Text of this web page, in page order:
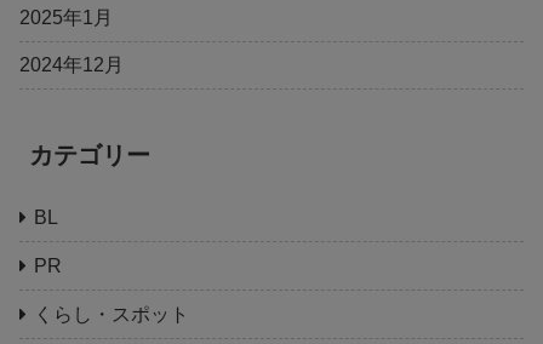
2025年1月
2024年12月
カテゴリー
BL
PR
くらし・スポット